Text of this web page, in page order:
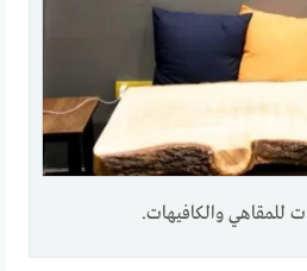
للمقاهي والكافيهات.